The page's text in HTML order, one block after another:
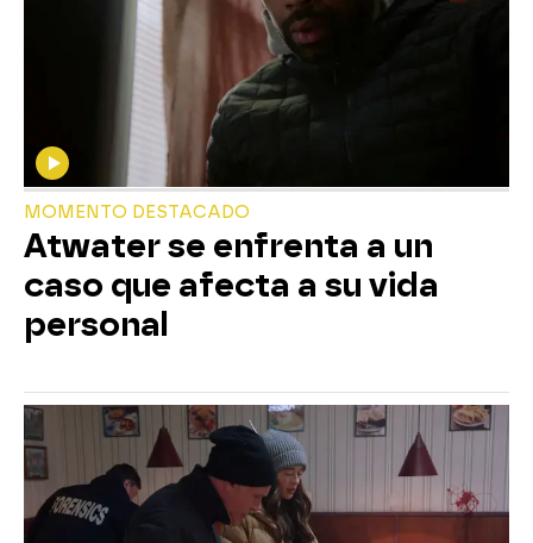
MOMENTO DESTACADO
Atwater se enfrenta a un
caso que afecta a su vida
personal